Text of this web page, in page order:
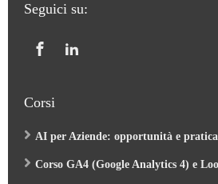
Seguici su:
Corsi
AI per Aziende: opportunità e pratica
Corso GA4 (Google Analytics 4) e